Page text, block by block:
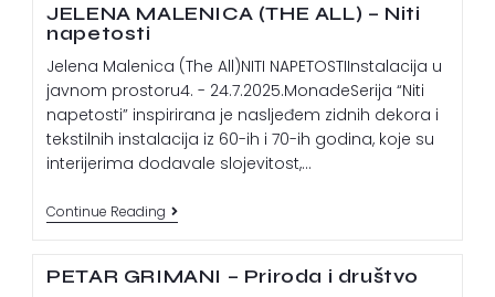
JELENA MALENICA (THE ALL) – Niti
napetosti
Jelena Malenica (The All)NITI NAPETOSTIInstalacija u
javnom prostoru4. - 24.7.2025.MonadeSerija “Niti
napetosti” inspirirana je nasljeđem zidnih dekora i
tekstilnih instalacija iz 60-ih i 70-ih godina, koje su
interijerima dodavale slojevitost,…
Continue Reading
PETAR GRIMANI – Priroda i društvo